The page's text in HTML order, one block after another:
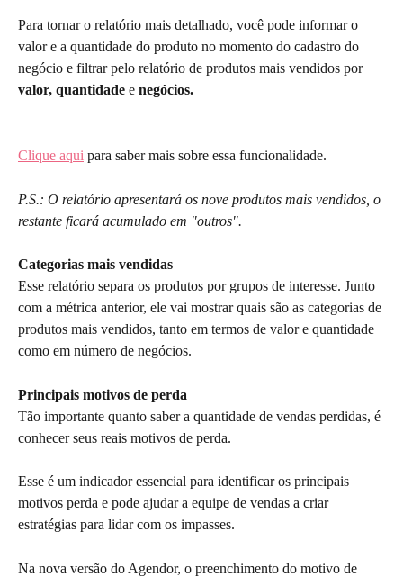
Para tornar o relatório mais detalhado, você pode informar o
valor e a quantidade do produto no momento do cadastro do
negócio e filtrar pelo relatório de produtos mais vendidos por
valor, quantidade e negócios.
Clique aqui para saber mais sobre essa funcionalidade.
P.S.: O relatório apresentará os nove produtos mais vendidos, o
restante ficará acumulado em "outros".
Categorias mais vendidas
Esse relatório separa os produtos por grupos de interesse. Junto
com a métrica anterior, ele vai mostrar quais são as categorias de
produtos mais vendidos, tanto em termos de valor e quantidade
como em número de negócios.
Principais motivos de perda
Tão importante quanto saber a quantidade de vendas perdidas, é
conhecer seus reais motivos de perda.
Esse é um indicador essencial para identificar os principais
motivos perda e pode ajudar a equipe de vendas a criar
estratégias para lidar com os impasses.
Na nova versão do Agendor, o preenchimento do motivo de